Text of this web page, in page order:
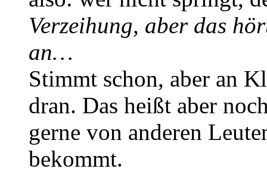
Verzeihung, aber das
an…
Stimmt schon, aber an
dran. Das heißt aber
gerne von anderen
bekommt.